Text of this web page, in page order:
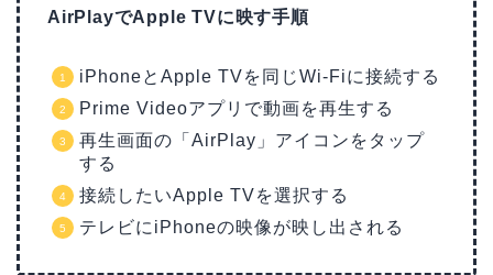
AirPlayでApple TVに映す手順
iPhoneとApple TVを同じWi-Fiに接続する
Prime Videoアプリで動画を再生する
再生画面の「AirPlay」アイコンをタップ
する
接続したいApple TVを選択する
テレビにiPhoneの映像が映し出される